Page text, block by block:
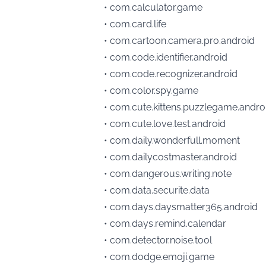
• com.calculator.game
• com.card.life
• com.cartoon.camera.pro.android
• com.code.identifier.android
• com.code.recognizer.android
• com.color.spy.game
•
• com.cute.love.test.android
• com.daily.wonderfull.moment
• com.dailycostmaster.android
• com.dangerous.writing.note
• com.data.securite.data
• com.days.daysmatter365.android
• com.days.remind.calendar
• com.detector.noise.tool
• com.dodge.emoji.game